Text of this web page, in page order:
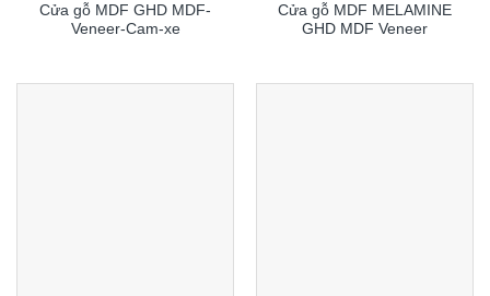
Cửa gỗ MDF GHD MDF-
Veneer-Cam-xe
Cửa gỗ MDF MELAMINE
GHD MDF Veneer